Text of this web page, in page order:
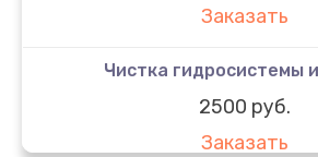
Заказать
Чистка гидросистемы
2500 руб.
Заказать